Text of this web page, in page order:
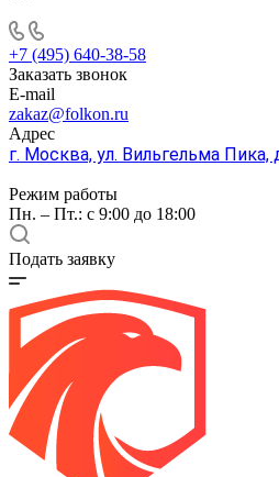
+7 (495) 640-38-58
Заказать звонок
E-mail
zakaz@folkon.ru
Адрес
г. Москва, ул. Вильгельма
Режим работы
Пн. – Пт.: с 9:00 до 18:00
Подать заявку